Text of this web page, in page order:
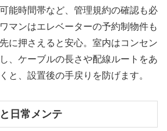
能時間帯など、管理規約の確認も必
マンはエレベーターの予約制物件も
に押さえると安心。室内はコンセン
、ケーブルの長さや配線ルートをあ
と、設置後の手戻りを防げます。
日常メンテ